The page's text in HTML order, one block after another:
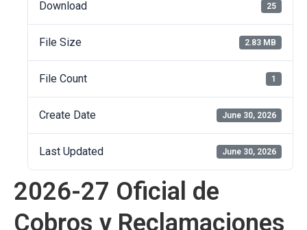
Download 25
File Size 2.83 MB
File Count 1
Create Date June 30, 2026
Last Updated June 30, 2026
2026-27 Oficial de
Cobros y Reclamaciones